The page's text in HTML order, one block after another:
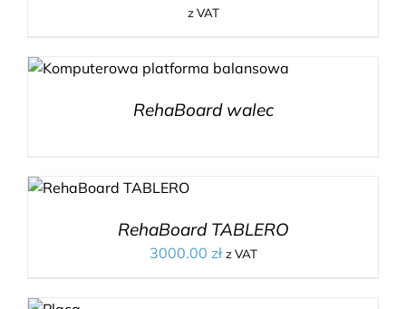
z VAT
RehaBoard walec
RehaBoard TABLERO
3000.00 zł z VAT